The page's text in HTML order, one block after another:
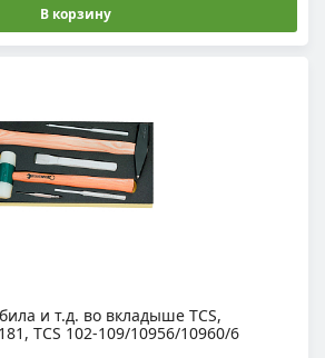
В корзину
и т.д. во вкладыше TCS,
TCS 102-109/10956/10960/6